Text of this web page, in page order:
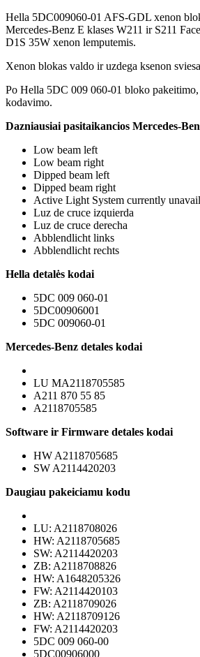
Hella 5DC009060-01 AFS-GDL xenon
Mercedes-Benz E klases W211 ir S211
D1S 35W xenon lemputemis.
Xenon blokas valdo ir uzdega ksenon
Po Hella 5DC 009 060-01 bloko pakeitimo,
kodavimo.
Dazniausiai pasitaikancios Mercedes-
Low beam left
Low beam right
Dipped beam left
Dipped beam right
Active Light System currently
Luz de cruce izquierda
Luz de cruce derecha
Abblendlicht links
Abblendlicht rechts
Hella detalės kodai
5DC 009 060-01
5DC00906001
5DC 009060-01
Mercedes-Benz detales kodai
LU MA2118705585
A211 870 55 85
A2118705585
Software ir Firmware detales kodai
HW A2118705685
SW A2114420203
Daugiau pakeiciamu kodu
LU: A2118708026
HW: A2118705685
SW: A2114420203
ZB: A2118708826
HW: A1648205326
FW: A2114420103
ZB: A2118709026
HW: A2118709126
FW: A2114420203
5DC 009 060-00
5DC00906000